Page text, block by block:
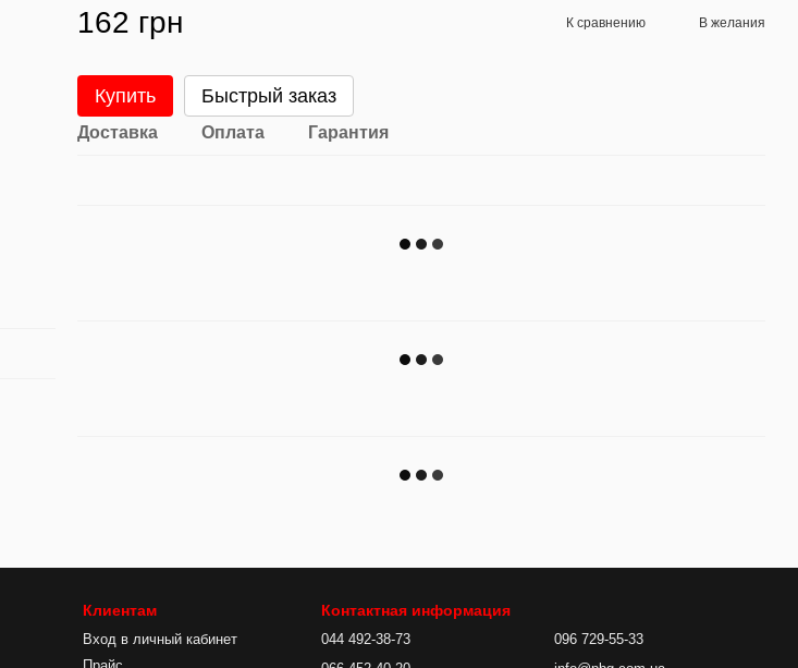
162 грн К сравнению В желания
Купить Быстрый заказ
Доставка Оплата Гарантия
Клиентам
Вход в личный кабинет
Контактная информация
044 492-38-73
096 729-55-33